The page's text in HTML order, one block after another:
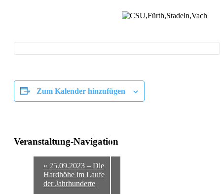
Zum Kalender hinzufügen
Veranstaltung-Navigation
« 25.09.2023 – Die
Hardhöhe im Laufe
der Jahrhunderte